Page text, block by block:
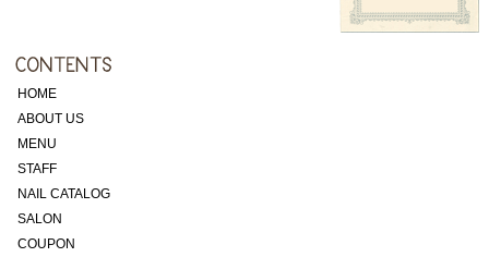
HOME
ABOUT US
MENU
STAFF
NAIL CATALOG
SALON
COUPON